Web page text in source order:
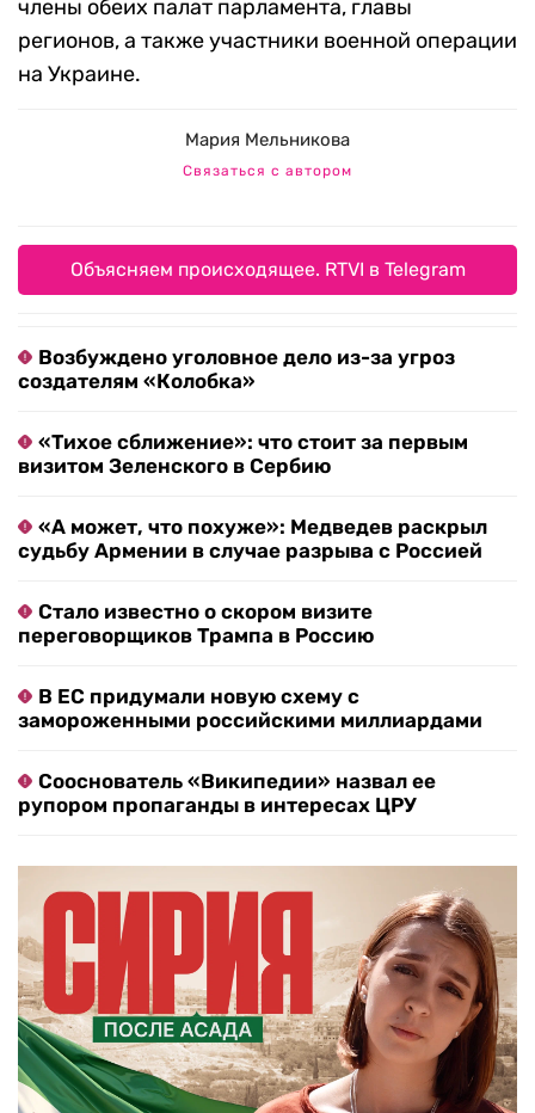
члены обеих палат парламента, главы
регионов, а также участники военной операции
на Украине.
Мария Мельникова
Связаться с автором
Объясняем происходящее. RTVI в Telegram
Возбуждено уголовное дело из-за угроз
создателям «Колобка»
«Тихое сближение»: что стоит за первым
визитом Зеленского в Сербию
«А может, что похуже»: Медведев раскрыл
судьбу Армении в случае разрыва с Россией
Стало известно о скором визите
переговорщиков Трампа в Россию
В ЕС придумали новую схему с
замороженными российскими миллиардами
Сооснователь «Википедии» назвал ее
рупором пропаганды в интересах ЦРУ